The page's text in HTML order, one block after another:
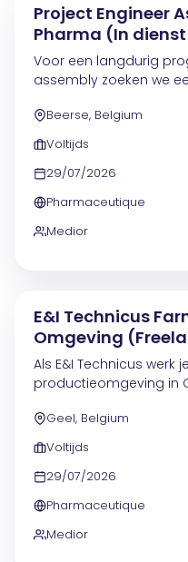
Project Engineer
Pharma (In
Voor een langdurig
assembly zoeken we
lopend traject rond de
een manueel...
Beerse, Belgium
Voltijds
29/07/2026
Pharmaceutique
Medior
E&I Technicus
Omgeving
Als E&I Technicus
productieomgeving in
elektrische installaties
essentieel...
Geel, Belgium
Voltijds
29/07/2026
Pharmaceutique
Medior